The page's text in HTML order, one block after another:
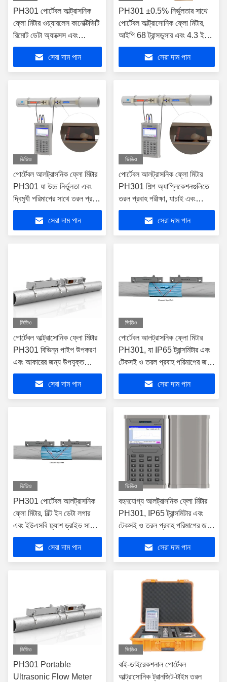
PH301 পোর্টেবল আল্ট্রাসনিক
ফ্লো মিটার ওয়্যারলেস কানেক্টিভিটি
রিমোট ডেটা অ্যাক্সেস এবং
ইন্ডাস্ট্রিয়াল প্রসেস কন্ট্রোলের
জন্য IP65 ট্রান্সমিটার সহ
সেরা দাম পান
PH301 ±0.5% নির্ভুলতার সাথে
পোর্টেবল আল্ট্রাসোনিক ফ্লো মিটার,
আইপি 68 ট্রান্সডুসার এবং 4.3 ইঞ্চি
টিএফটি স্ক্রিন
সেরা দাম পান
ভিডিও
পোর্টেবল আলট্রাসনিক ফ্লো মিটার
PH301 যা উচ্চ নির্ভুলতা এবং
দ্বিমুখী পরিমাপের সাথে তরল প্রবাহ
নিরীক্ষণের জন্য আদর্শ
সেরা দাম পান
ভিডিও
পোর্টেবল আলট্রাসনিক ফ্লো মিটার
PH301 শিল্প অ্যাপ্লিকেশনগুলিতে
তরল প্রবাহ পরীক্ষা, যাচাই এবং
নিরীক্ষণের জন্য আদর্শ
সেরা দাম পান
ভিডিও
পোর্টেবল আল্ট্রাসোনিক ফ্লো মিটার
PH301 বিভিন্ন পাইপ উপকরণ
এবং আকারের জন্য উপযুক্ত
IP65 এবং IP68 সুরক্ষা রেটিং সহ
সেরা দাম পান
ভিডিও
পোর্টেবল আলট্রাসনিক ফ্লো মিটার
PH301, যা IP65 ট্রান্সমিটার এবং
টেকসই ও তরল প্রবাহ পরিমাপের জন্য
IP68 ট্রান্সডিউসার বৈশিষ্ট্যযুক্ত
সেরা দাম পান
ভিডিও
PH301 পোর্টেবল আলট্রাসনিক
ফ্লো মিটার, বিল্ট ইন ডেটা লগার
এবং ইউএসবি ফ্ল্যাশ ড্রাইভ সাপোর্ট
সহ, যা ফ্লো ডেটা ট্রান্সফার ও
বিশ্লেষণের জন্য ব্যবহৃত হয়
সেরা দাম পান
ভিডিও
বহনযোগ্য আলট্রাসনিক ফ্লো মিটার
PH301, IP65 ট্রান্সমিটার এবং
টেকসই ও তরল প্রবাহ পরিমাপের জন্য
IP68 ট্রান্সডিউসার সুরক্ষা সহ
সেরা দাম পান
ভিডিও
PH301 Portable
Ultrasonic Flow Meter
ভিডিও
বাই-ডাইরেকশনাল পোর্টেবল
আল্ট্রাসোনিক ট্রানজিট-টাইম তরল